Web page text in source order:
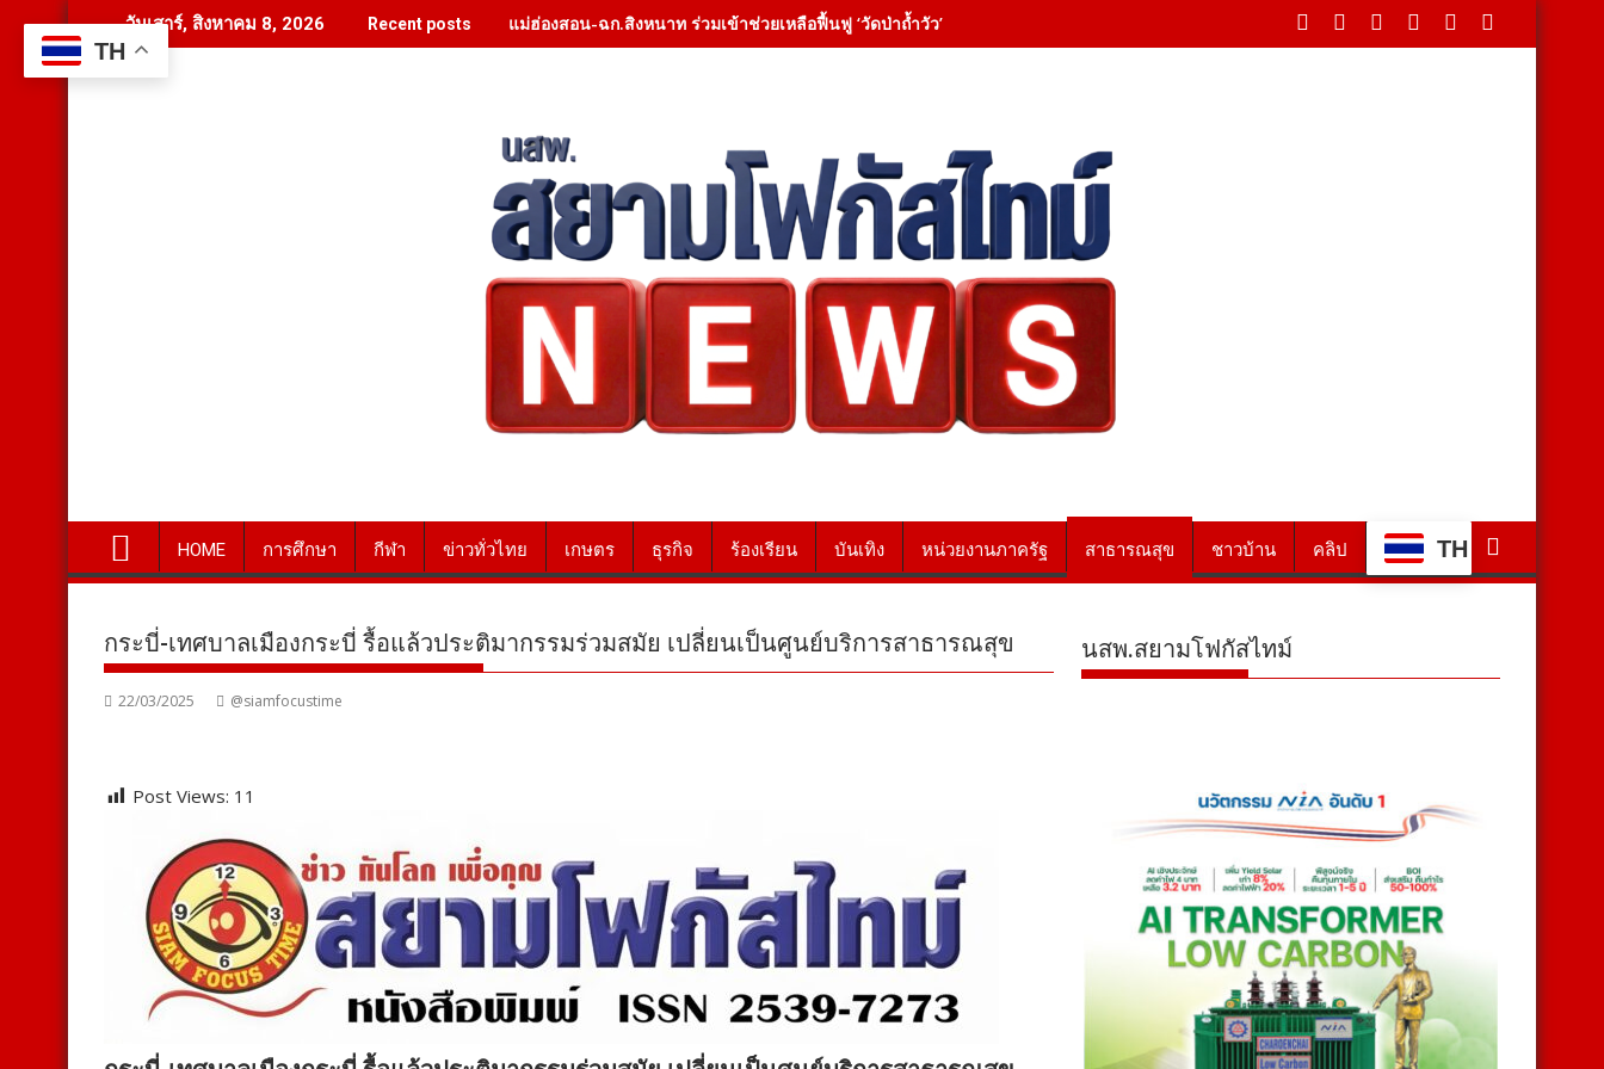
to
content
วันเสาร์, สิงหาคม 8, 2026 Recent posts แม่ฮ่องสอน-ฉก.สิงหนาท ร่วมเข้าช่วยเหลือฟื้นฟู ‘วัดป่าถ้ำวัว’ – เคลียสิ่งกีดขวางใต้สะพาน บรรเทาทุกข์ชาวบ้านหลังน้ำป่าหลาก
HOME การศึกษา กีฬา ข่าวทั่วไทย เกษตร ธุรกิจ ร้องเรียน บันเทิง หน่วยงานภาครัฐ สาธารณสุข ชาวบ้าน คลิป TH
กระบี่-เทศบาลเมืองกระบี่ รื้อแล้วประติมากรรมร่วมสมัย เปลี่ยนเป็นศูนย์บริการสาธารณสุข
22/03/2025 @siamfocustime
Post Views: 11
นสพ.สยามโฟกัสไทม์
TH